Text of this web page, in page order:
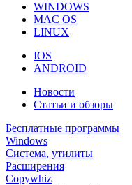
WINDOWS
MAC OS
LINUX
IOS
ANDROID
Новости
Статьи и обзоры
Бесплатные программы
Windows
Система, утилиты
Расширения
Copywhiz